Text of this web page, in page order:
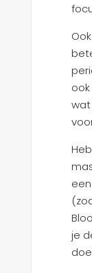
je